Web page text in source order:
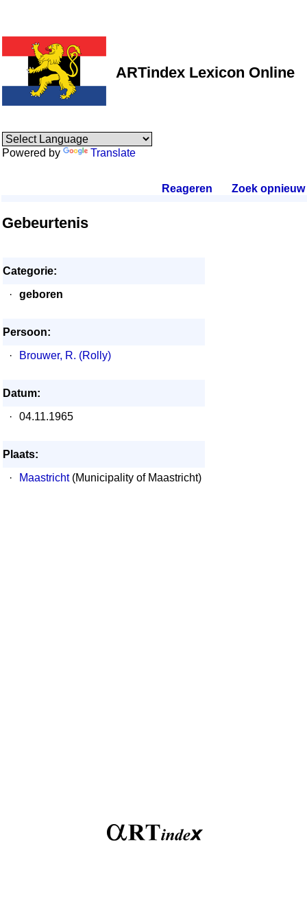
ARTindex Lexicon Online
Powered by Translate
Reageren Zoek opnieuw.
Gebeurtenis
Categorie:
·
geboren
Persoon:
·
Brouwer, R. (Rolly)
Datum:
·
04.11.1965
Plaats:
·
Maastricht(Municipality of Maastricht)